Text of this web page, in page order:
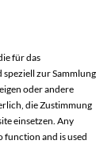
für das
zur Sammlung
oder andere
die Zustimmung
einsetzen. Any
function and is used